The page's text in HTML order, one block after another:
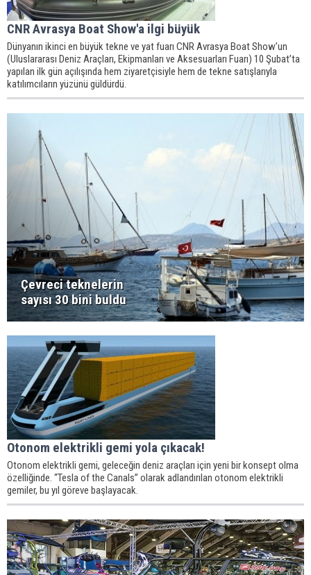
CNR Avrasya Boat Show'a ilgi büyük
Dünyanın ikinci en büyük tekne ve yat fuarı CNR Avrasya Boat Show’un
(Uluslararası Deniz Araçları, Ekipmanları ve Aksesuarları Fuarı) 10 Şubat’ta
yapılan ilk gün açılışında hem ziyaretçisiyle hem de tekne satışlarıyla
katılımcıların yüzünü güldürdü.
Çevreci teknelerin
sayısı 30 bini buldu
Otonom elektrikli gemi yola çıkacak!
Otonom elektrikli gemi, geleceğin deniz araçları için yeni bir konsept olma
özelliğinde. “Tesla of the Canals” olarak adlandırılan otonom elektrikli
gemiler, bu yıl göreve başlayacak.